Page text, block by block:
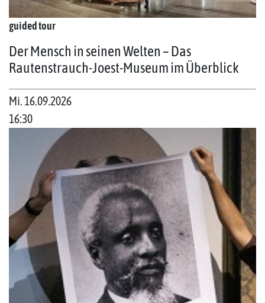
guided tour
Der Mensch in seinen Welten – Das
Rautenstrauch-Joest-Museum im Überblick
Mi. 16.09.2026
16:30